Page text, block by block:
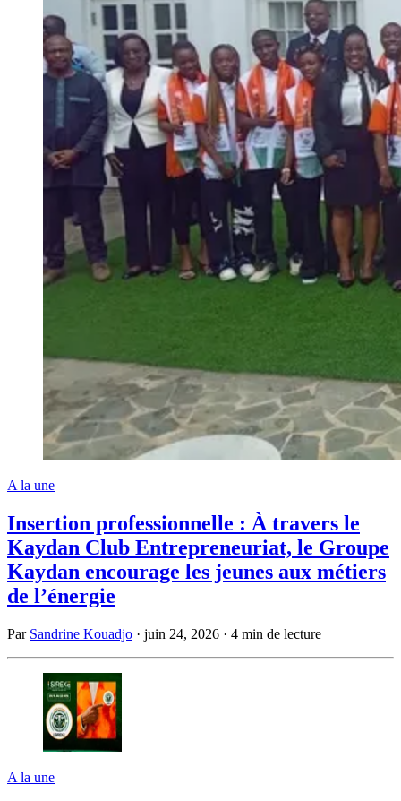
A la une
Insertion professionnelle : À travers le
Kaydan Club Entrepreneuriat, le Groupe
Kaydan encourage les jeunes aux métiers
de l’énergie
Par Sandrine Kouadjo · juin 24, 2026 · 4 min de lecture
A la une